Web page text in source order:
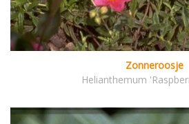
Zonneroosje
Helianthemum